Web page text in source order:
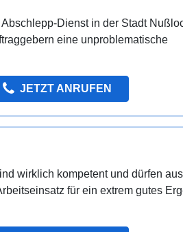
Dienst in der Stadt
eine unproblematische
JETZT ANRUFEN
wirklich kompetent und dürfen
für ein extrem gutes